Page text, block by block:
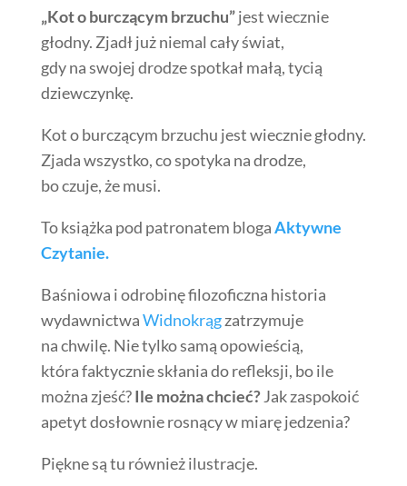
„Kot o burczącym brzuchu”jest wiecznie
głodny. Zjadł już niemal cały świat,
gdy na swojej drodze spotkał małą, tycią
dziewczynkę.
Kot o burczącym brzuchu jest wiecznie głodny.
Zjada wszystko, co spotyka na drodze,
bo czuje, że musi.
To książka pod patronatem blogaAktywne
Czytanie.
Baśniowa i odrobinę filozoficzna historia
wydawnictwaWidnokrągzatrzymuje
na chwilę. Nie tylko samą opowieścią,
która faktycznie skłania do refleksji, bo ile
można zjeść?Ile można chcieć?Jak zaspokoić
apetyt dosłownie rosnący w miarę jedzenia?
Piękne są tu również ilustracje.